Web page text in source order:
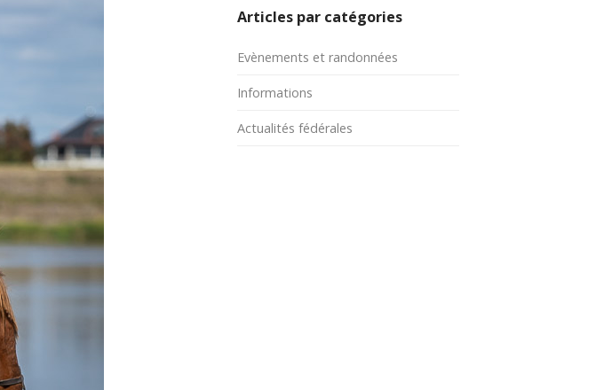
Articles par catégories
Evènements et randonnées
Informations
Actualités fédérales